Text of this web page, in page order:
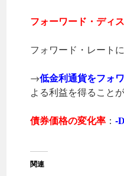
フォーワード・ディ
フォワード・レート
→低金利通貨をフォ
よる利益を得ること
債券価格の変化率 ： -
関連